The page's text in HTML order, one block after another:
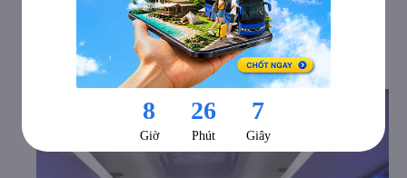
tài xế giàu kinh nghiệm, luôn sẵn sàng hỗ trợ hành khách
đến khi kết thúc hành trình di chuyển.
b. Hình ảnh xe Hiền Vân